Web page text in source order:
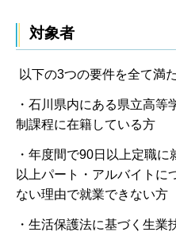
対象者
以下の3つの要件を全て満
・石川県内にある県立高
制課程に在籍している方
・年度間で90日以上定職
以上パート・アルバイトに
ない理由で就業できない方
・生活保護法に基づく生